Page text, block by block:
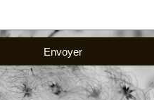
Envoyer